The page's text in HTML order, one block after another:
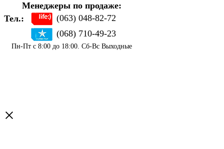
Менеджеры по продаже:
Тел.:
(063) 048-82-72
(068) 710-49-23
Пн-Пт с 8:00 до 18:00. Сб-Вс Выходные
×